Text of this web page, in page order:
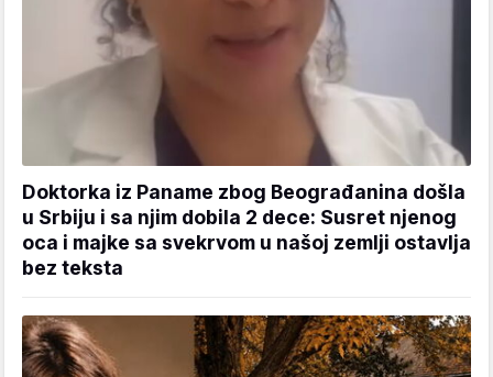
Doktorka iz Paname zbog Beograđanina došla
u Srbiju i sa njim dobila 2 dece: Susret njenog
oca i majke sa svekrvom u našoj zemlji ostavlja
bez teksta